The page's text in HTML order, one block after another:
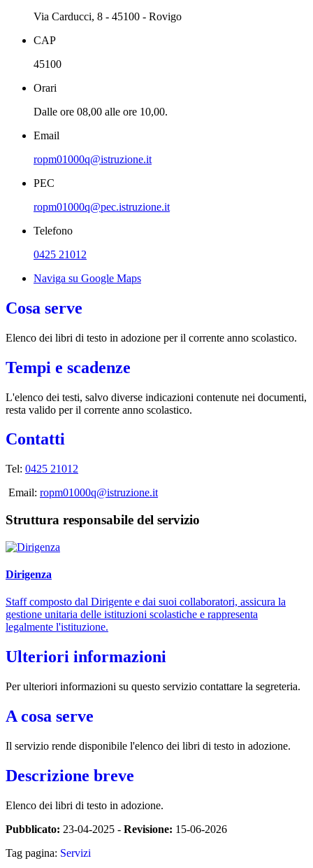
Via Carducci, 8 - 45100 - Rovigo
CAP
45100
Orari
Dalle ore 08,00 alle ore 10,00.
Email
ropm01000q@istruzione.it
PEC
ropm01000q@pec.istruzione.it
Telefono
0425 21012
Naviga su Google Maps
Cosa serve
Elenco dei libri di testo in adozione per il corrente anno scolastico.
Tempi e scadenze
L'elenco dei testi, salvo diverse indicazioni contenute nei documenti,
resta valido per il corrente anno scolastico.
Contatti
Tel: 0425 21012
Email: ropm01000q@istruzione.it
Struttura responsabile del servizio
Dirigenza
Staff composto dal Dirigente e dai suoi collaboratori, assicura la
gestione unitaria delle istituzioni scolastiche e rappresenta
legalmente l'istituzione.
Ulteriori informazioni
Per ulteriori informazioni su questo servizio contattare la segreteria.
A cosa serve
Il servizio rende disponibile l'elenco dei libri di testo in adozione.
Descrizione breve
Elenco dei libri di testo in adozione.
Pubblicato: 23-04-2025 - Revisione: 15-06-2026
Tag pagina: Servizi